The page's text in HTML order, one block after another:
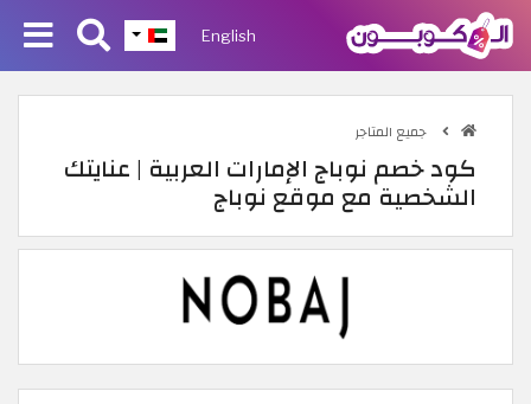
English
جميع المتاجر
كود خصم نوباج الإمارات العربية | عنايتك
الشخصية مع موقع نوباج